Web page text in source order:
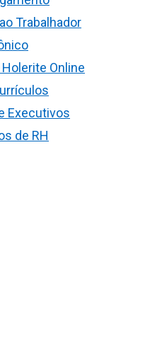
Trabalhador
Online
Executivos
de RH